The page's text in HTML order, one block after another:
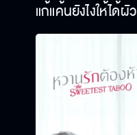
แก้แค้นยังไงให้ได้ผัว